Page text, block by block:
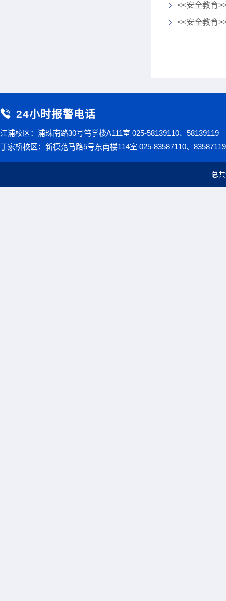
<<安全教育
<<安全教育
24小时报警电话
江浦校区：浦珠南路30号笃学楼A111室 025-58139110、58139119
丁家桥校区：新模范马路5号东南楼114室 025-83587110、83587119
总